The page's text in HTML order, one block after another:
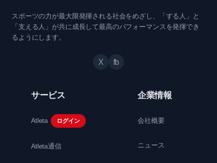
スポーツの力が最大限発揮される社会をめざし、「する人」と
「支える人」が共に成長して最高のパフォーマンスを発揮でき
るようにします。
X fb
サービス
Atleta ログイン
Atleta通信
企業情報
会社概要
ニュース